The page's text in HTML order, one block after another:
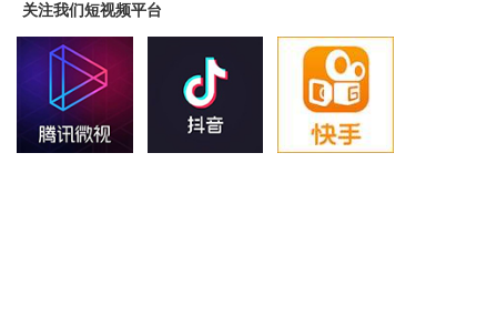
关注我们短视频平台